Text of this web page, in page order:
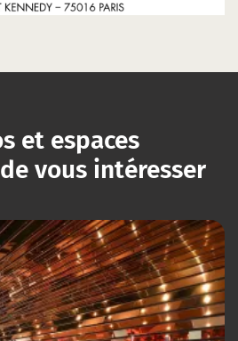
et espaces
vous intéresser